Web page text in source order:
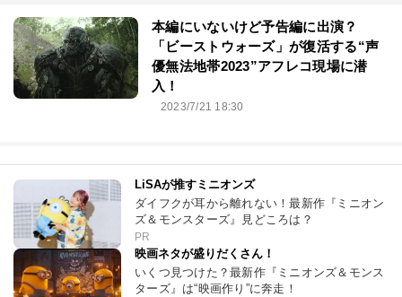
本編にいないけど予告編に出演？
「ビーストウォーズ」が復活する“声
優無法地帯2023”アフレコ現場に潜
入！
2023/7/21 18:30
LiSAが推すミニオンズ
ダイフクが耳から離れない！最新作『ミニオン
ズ＆モンスターズ』見どころは？
PR
映画ネタが盛りだくさん！
いくつ見つけた？最新作『ミニオンズ＆モンス
ターズ』は“映画作り”に奔走！